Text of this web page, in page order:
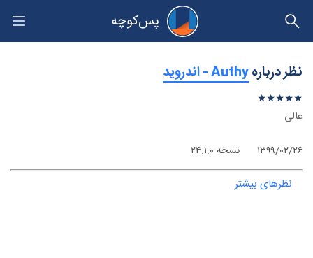
پس‌کوچه
حریم خصوصی
نظر درباره‫Authy - اندروید
★★★★★
★
★
★
★
★
عالی
۱۳۹۹/۰۲/۲۶ نسخه ۲۴.۱.۰
نظرهای بیشتر